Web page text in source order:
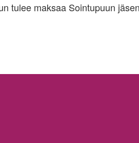
tulee maksaa Sointupuun